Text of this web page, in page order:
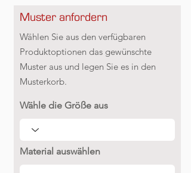
Muster anfordern
Wählen Sie aus den verfügbaren
Produktoptionen das gewünschte
Muster aus und legen Sie es in den
Musterkorb.
Wähle die Größe aus
Material auswählen